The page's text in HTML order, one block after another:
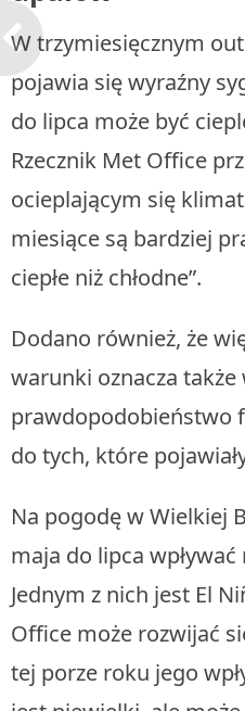
W trzymiesięcznym
pojawia się wyraźny
do lipca może być
Rzecznik Met Office
ocieplającym się
miesiące są bardziej
ciepłe niż chłodne”.
Dodano również, że
warunki oznacza także
prawdopodobieństwo
do tych, które
Na pogodę w Wielkiej
maja do lipca
Jednym z nich jest El
Office może rozwijać
tej porze roku jego